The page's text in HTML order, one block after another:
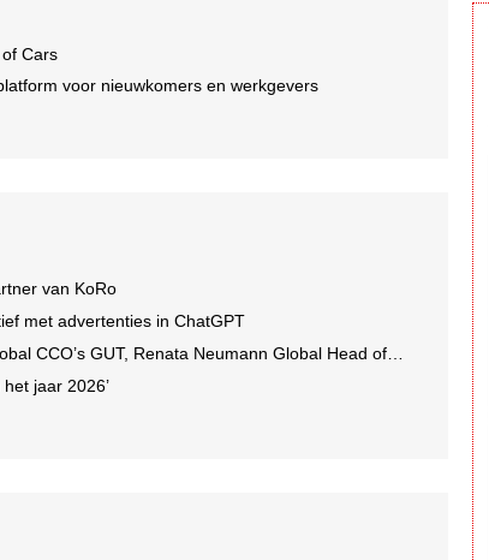
Cars
voor nieuwkomers en werkgevers
van KoRo
met advertenties in ChatGPT
GUT, Renata Neumann Global Head of Production
jaar 2026’